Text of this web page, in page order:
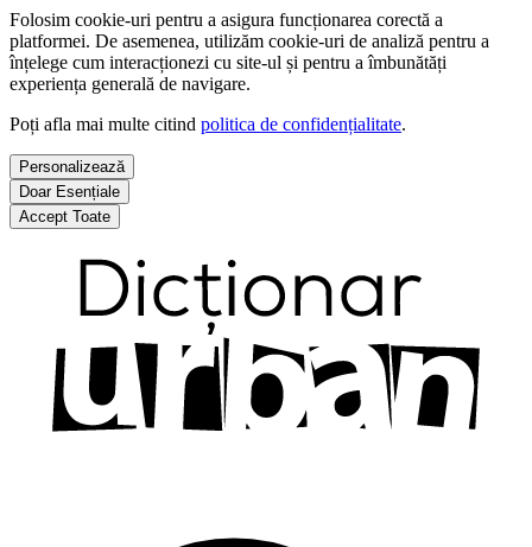
Folosim cookie-uri pentru a asigura funcționarea corectă a
platformei. De asemenea, utilizăm cookie-uri de analiză pentru a
înțelege cum interacționezi cu site-ul și pentru a îmbunătăți
experiența generală de navigare.
Poți afla mai multe citind politica de confidențialitate.
Personalizează
Doar Esențiale
Accept Toate